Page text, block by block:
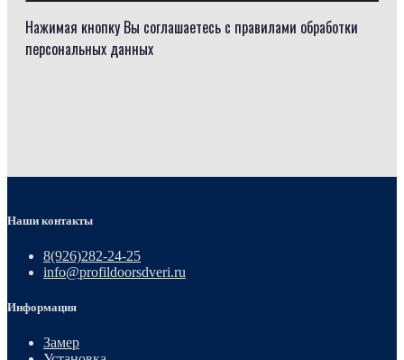
Нажимая кнопку Вы соглашаетесь с правилами обработки
персональных данных
Наши контакты
8(926)282-24-25
info@profildoorsdveri.ru
Информация
Замер